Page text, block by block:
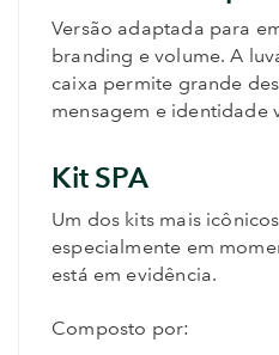
Versão adaptada para
branding e volume. A
caixa permite grande
mensagem e identidade
Kit SPA
Um dos kits mais
especialmente em
está em evidência.
Composto por: